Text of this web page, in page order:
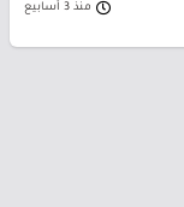
منذ 3 أسابيع